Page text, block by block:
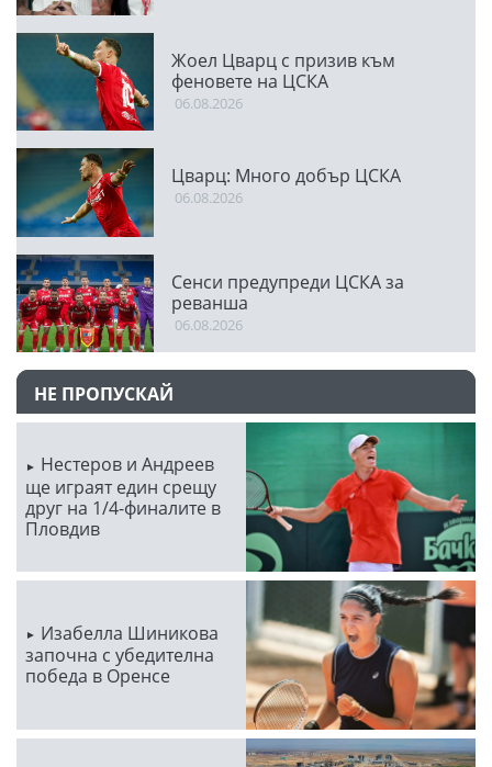
Жоел Цварц с призив към
феновете на ЦСКА
06.08.2026
Цварц: Много добър ЦСКА
06.08.2026
Сенси предупреди ЦСКА за
реванша
06.08.2026
НЕ ПРОПУСКАЙ
Нестеров и Андреев
ще играят един срещу
друг на 1/4-финалите в
Пловдив
Изабелла Шиникова
започна с убедителна
победа в Оренсе